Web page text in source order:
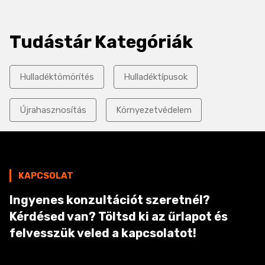
Tudástár Kategóriák
Hulladéktömörítés Hulladéktípusok
Újrahasznosítás Környezetvédelem
KAPCSOLAT
Ingyenes konzultációt szeretnél?
Kérdésed van? Töltsd ki az űrlapot és
felvesszük veled a kapcsolatot!